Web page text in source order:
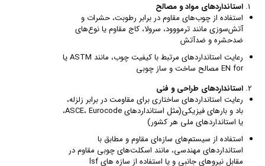
استانداردهای مواد و مصالح
استفاده از چوب‌های مقاوم در برابر رطوبت، حشرات و
آتش‌سوزی مانند ترمووود، سرولا، کاج مقاوم یا نوع‌های
ضدحشره و ضدآتش
رعایت استانداردهای مرتبط با کیفیت چوب، مانند ASTM یا
EN for مصالح ساخت و ساز چوبی
استانداردهای طراحی و فنی
رعایت استانداردهای ساختاری برای مقاومت در برابر زلزله،
باد و بارهای فیزیکی(مثل استانداردهای ASCE، Eurocode،
یا استانداردهای ملی هر کشور)
استفاده از سیستم‌های سازه‌ای مقاوم و مطابق با
استانداردهای مهندسی، مانند اسکلت‌های چوبی مقاوم در
مقابل نیروهای جانبی و یا استفاده از سازه های lsf